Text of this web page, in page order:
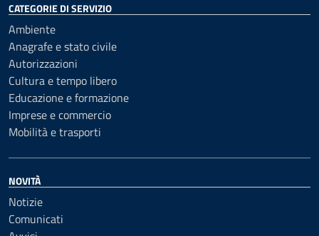
CATEGORIE DI SERVIZIO
Ambiente
Anagrafe e stato civile
Autorizzazioni
Cultura e tempo libero
Educazione e formazione
Imprese e commercio
Mobilità e trasporti
NOVITÀ
Notizie
Comunicati